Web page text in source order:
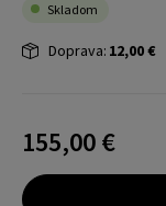
Skladom
Doprava: 12,00 €
155,00 €